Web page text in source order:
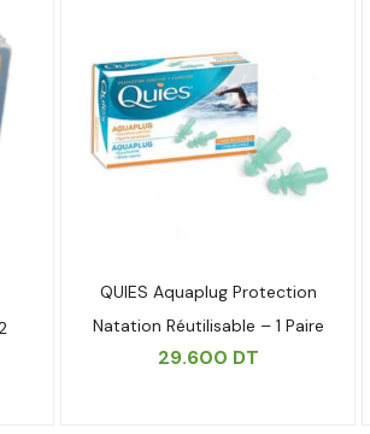
QUIES Aquaplug Protection
Natation Réutilisable – 1 Paire
29.600 DT